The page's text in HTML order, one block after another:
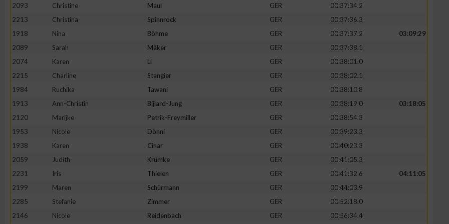
2093 Christine Maul GER
00:37:34.2
2213
Christina Spinnrock GER
00:37:36.3
1918
Nina Böhme GER 00:37:37.2
03:09:29
2089
Sarah Mäker GER
00:37:38.1
2074
Karen Li GER
00:38:01.0
2215
Charline Stangier GER
00:38:02.1
1984
Ruchika Tawani GER
00:38:10.8
1913
Ann-Christin Bijlard-Jung GER 00:38:19.0
03:18:05
2120
Marijke Petrik-Freymiller GER
00:38:54.3
1953
Nicole Dönni GER
00:39:23.3
1938
Karen Cinar GER
00:40:23.3
2059
Judith Krümke GER
00:41:05.3
2231
Iris Thielen GER 00:41:32.6
04:11:05
2199
Maren Schürmann GER
00:44:03.9
2285
Stefanie Zimmer GER
00:52:18.0
2146
Nicole Reidenbach GER 00:56:34.4
Erstellung von Profilen zur Personalisierung von Inhalten
Verwendung von Profilen zur Auswahl personalisierter Inhalte
verschiedenen Quellen
Entwicklung und Verbesserung der Angebote
Verwendung reduzierter Daten zur Auswahl von Inhalten